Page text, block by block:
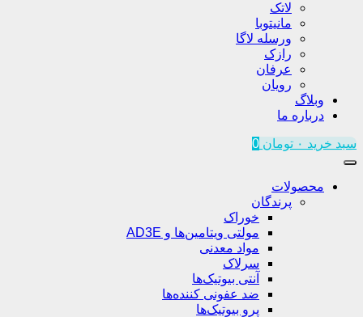
لاتک
مانیتوبا
ورسله لاگا
رازک
عرفان
رویان
وبلاگ
درباره ما
سبد خرید ۰ تومان 0
محصولات
پرندگان
خوراک
مولتی ویتامین‌ها و AD3E
مواد معدنی
سرلاک
آنتی بیوتیک‌ها
ضد عفونی کننده‌ها
پرو بیوتیک‌ها